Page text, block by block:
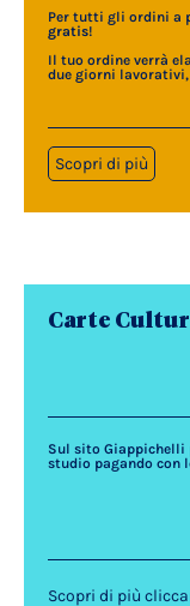
Per tutti gli ordini a
gratis!
Il tuo ordine verrà
due giorni
Scopri di più
Carte
Sul sito
studio pagando con
Scopri di più